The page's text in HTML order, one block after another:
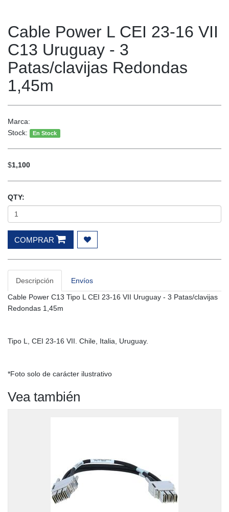
Cable Power L CEI 23-16 VII
C13 Uruguay - 3
Patas/clavijas Redondas
1,45m
Marca:
Stock:
En Stock
$1,100
QTY:
COMPRAR
Descripción
Envíos
Cable Power C13 Tipo L CEI 23-16 VII Uruguay - 3 Patas/clavijas
Redondas 1,45m
Tipo L, CEI 23-16 VII. Chile, Italia, Uruguay.
*Foto solo de carácter ilustrativo
Vea también